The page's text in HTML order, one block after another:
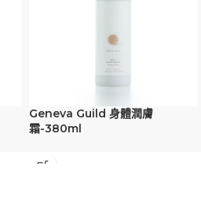
Geneva Guild 身體潤膚
霜-380ml